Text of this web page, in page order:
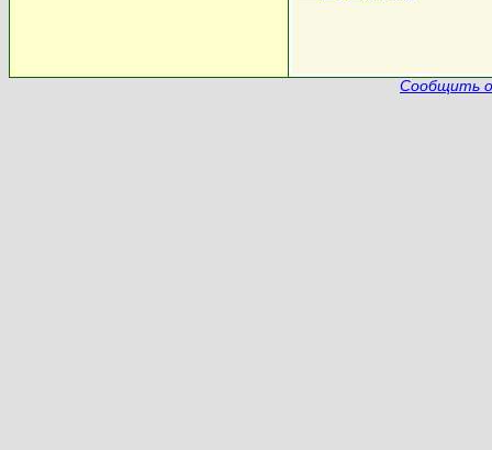
Сообщить о